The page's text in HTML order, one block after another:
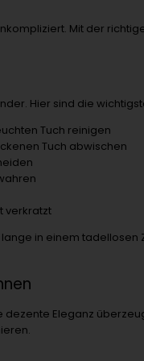
Mit der
Hier sind die
Tuch reinigen
Tuch abwischen
verkratzt
in einem tadellosen
Eleganz